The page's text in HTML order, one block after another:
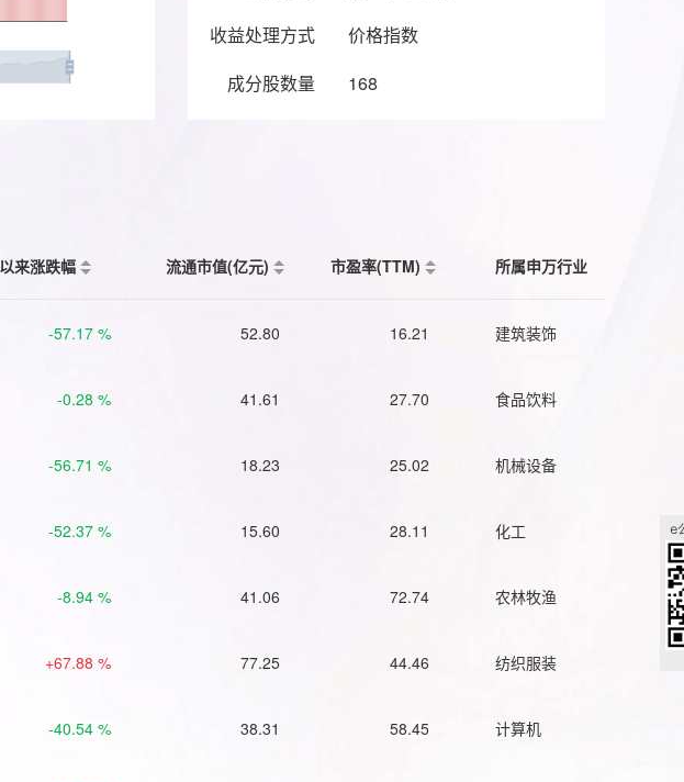
收益处理方式
价格指数
成分股数量
168
来涨跌幅 流通市值(亿元) 市盈率(TTM) 所属申万行业
-57.17 % 52.80 16.21 建筑装饰
-0.28 % 41.61 27.70 食品饮料
-56.71 % 18.23 25.02 机械设备
-52.37 % 15.60 28.11 化工
-8.94 % 41.06 72.74 农林牧渔
+67.88 % 77.25 44.46 纺织服装
-40.54 % 38.31 58.45 计算机